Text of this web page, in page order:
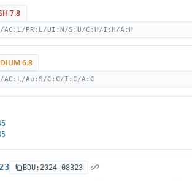
7.8
AC:L/PR:L/UI:N/S:U/C:H/I:H/A:H
6.8
AC:L/Au:S/C:C/I:C/A:C
BDU:2024-08323